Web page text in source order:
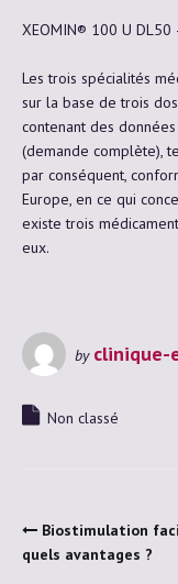
XEOMIN® 100 U
Les trois spécialités
sur la base de trois
contenant des
(demande complète),
par conséquent,
Europe, en ce qui
existe trois
eux.
by
Non classé
Biostimulation
quels avantages ?